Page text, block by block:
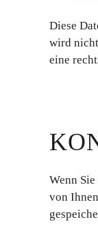
Diese
wird
eine
Wenn
von